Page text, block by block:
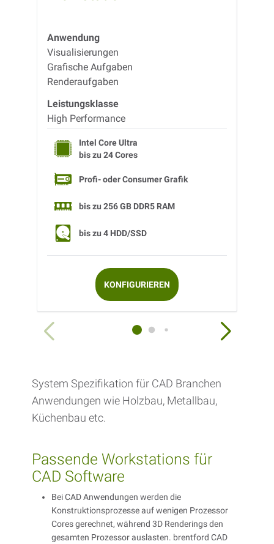
Anwendung
Visualisierungen
Grafische Aufgaben
Renderaufgaben
Leistungsklasse
High Performance
Intel Core Ultra
bis zu 24 Cores
Profi- oder Consumer Grafik
bis zu 256 GB DDR5 RAM
bis zu 4 HDD/SSD
KONFIGURIEREN
System Spezifikation für CAD Branchen
Anwendungen wie Holzbau, Metallbau,
Küchenbau etc.
Passende Workstations für
CAD Software
Bei CAD Anwendungen werden die
Konstruktionsprozesse auf wenigen Prozessor
Cores gerechnet, während 3D Renderings den
gesamten Prozessor auslasten. brentford CAD